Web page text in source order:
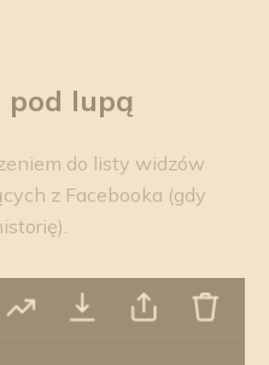
pod lupą
do listy widzów
z Facebooka (gdy